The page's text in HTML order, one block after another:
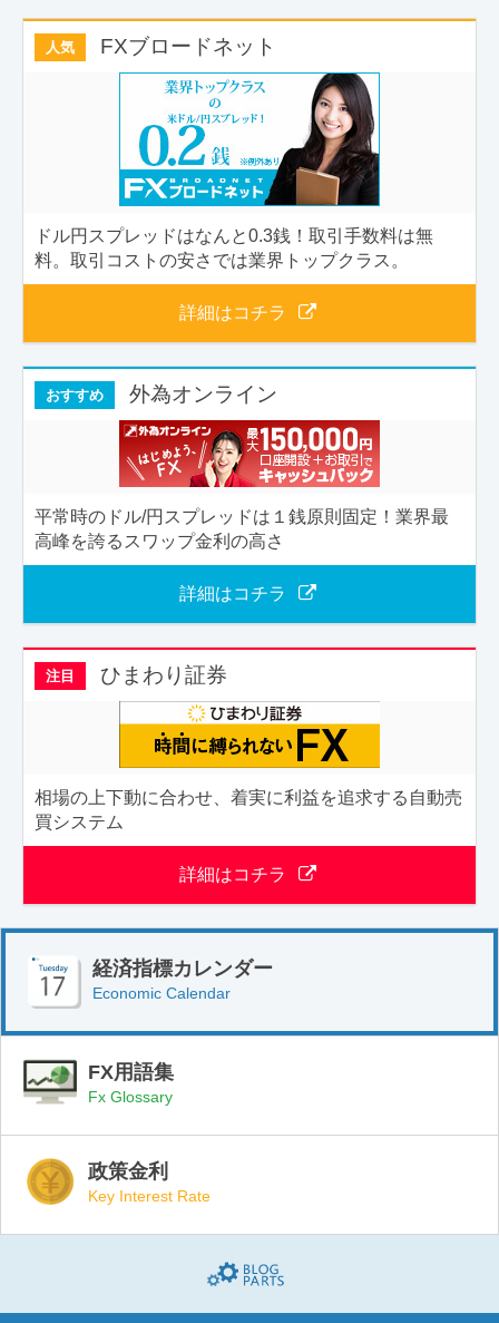
人気 FXブロードネット
ドル円スプレッドはなんと0.3銭！取引手数料は無
料。取引コストの安さでは業界トップクラス。
詳細はコチラ
おすすめ 外為オンライン
平常時のドル/円スプレッドは１銭原則固定！業界最
高峰を誇るスワップ金利の高さ
詳細はコチラ
注目 ひまわり証券
相場の上下動に合わせ、着実に利益を追求する自動売
買システム
詳細はコチラ
経済指標カレンダー
Economic Calendar
FX用語集
Fx Glossary
政策金利
Key Interest Rate